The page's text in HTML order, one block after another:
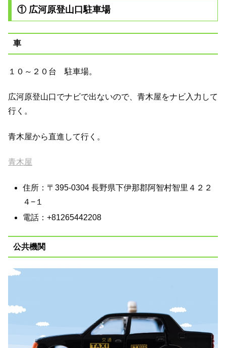
① 広河原登山口駐車場
車
１０～２０台 駐車場。
広河原登山口でナビで出ないので、青木屋をナビ入力して
行く。
青木屋から直進して行く。
青木屋
住所：〒395-0304 長野県下伊那郡阿智村智里４２２
４−１
電話：+81265442208
公共機関